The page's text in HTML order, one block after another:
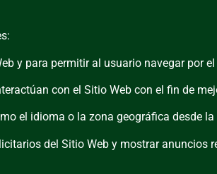
y para permitir al usuario navegar por
con el Sitio Web con el fin de
el idioma o la zona geográfica desde la
del Sitio Web y mostrar anuncios